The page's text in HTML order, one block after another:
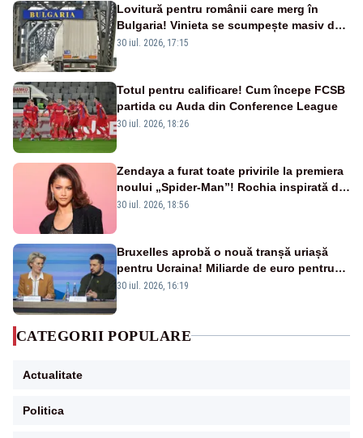
Lovitură pentru românii care merg în
Bulgaria! Vinieta se scumpește masiv de
la 1 august
30 iul. 2026, 17:15
Totul pentru calificare! Cum începe FCSB
partida cu Auda din Conference League
30 iul. 2026, 18:26
Zendaya a furat toate privirile la premiera
noului „Spider-Man”! Rochia inspirată de
pânza de păianjen a făcut senzație
30 iul. 2026, 18:56
Bruxelles aprobă o nouă tranșă uriașă
pentru Ucraina! Miliarde de euro pentru
armament și apărare
30 iul. 2026, 16:19
CATEGORII POPULARE
Actualitate
Politica